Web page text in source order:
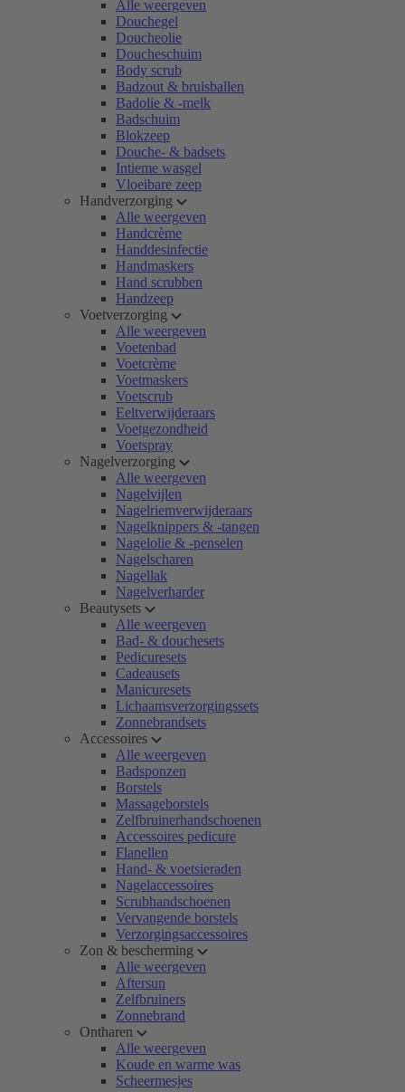
Alle weergeven
Douchegel
Doucheolie
Doucheschuim
Body scrub
Badzout & bruisballen
Badolie & -melk
Badschuim
Blokzeep
Douche- & badsets
Intieme wasgel
Vloeibare zeep
Handverzorging
Alle weergeven
Handcrème
Handdesinfectie
Handmaskers
Hand scrubben
Handzeep
Voetverzorging
Alle weergeven
Voetenbad
Voetcrème
Voetmaskers
Voetscrub
Eeltverwijderaars
Voetgezondheid
Voetspray
Nagelverzorging
Alle weergeven
Nagelvijlen
Nagelriemverwijderaars
Nagelknippers & -tangen
Nagelolie & -penselen
Nagelscharen
Nagellak
Nagelverharder
Beautysets
Alle weergeven
Bad- & douchesets
Pedicuresets
Cadeausets
Manicuresets
Lichaamsverzorgingssets
Zonnebrandsets
Accessoires
Alle weergeven
Badsponzen
Borstels
Massageborstels
Zelfbruinerhandschoenen
Accessoires pedicure
Flanellen
Hand- & voetsieraden
Nagelaccessoires
Scrubhandschoenen
Vervangende borstels
Verzorgingsaccessoires
Zon & bescherming
Alle weergeven
Aftersun
Zelfbruiners
Zonnebrand
Ontharen
Alle weergeven
Koude en warme was
Scheermesjes